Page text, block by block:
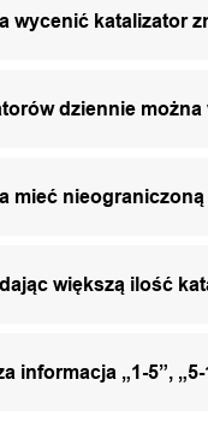
wycenić katalizator
dziennie
mieć
większą ilość
informacja „1-5”,